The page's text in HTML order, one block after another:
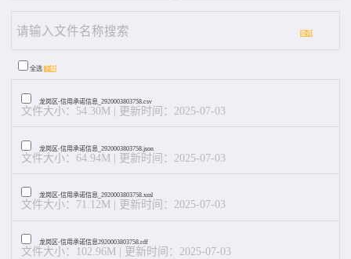
查询
全选 下载
龙岗区-信用承诺信息_2920003803758.csv
文件大小：54.30M | 更新时间：2025-07-03
龙岗区-信用承诺信息_2920003803758.json
文件大小：64.94M | 更新时间：2025-07-03
龙岗区-信用承诺信息_2920003803758.xml
文件大小：71.12M | 更新时间：2025-07-03
龙岗区-信用承诺信息2920003803758.rdf
文件大小：102.96M | 更新时间：2025-07-03